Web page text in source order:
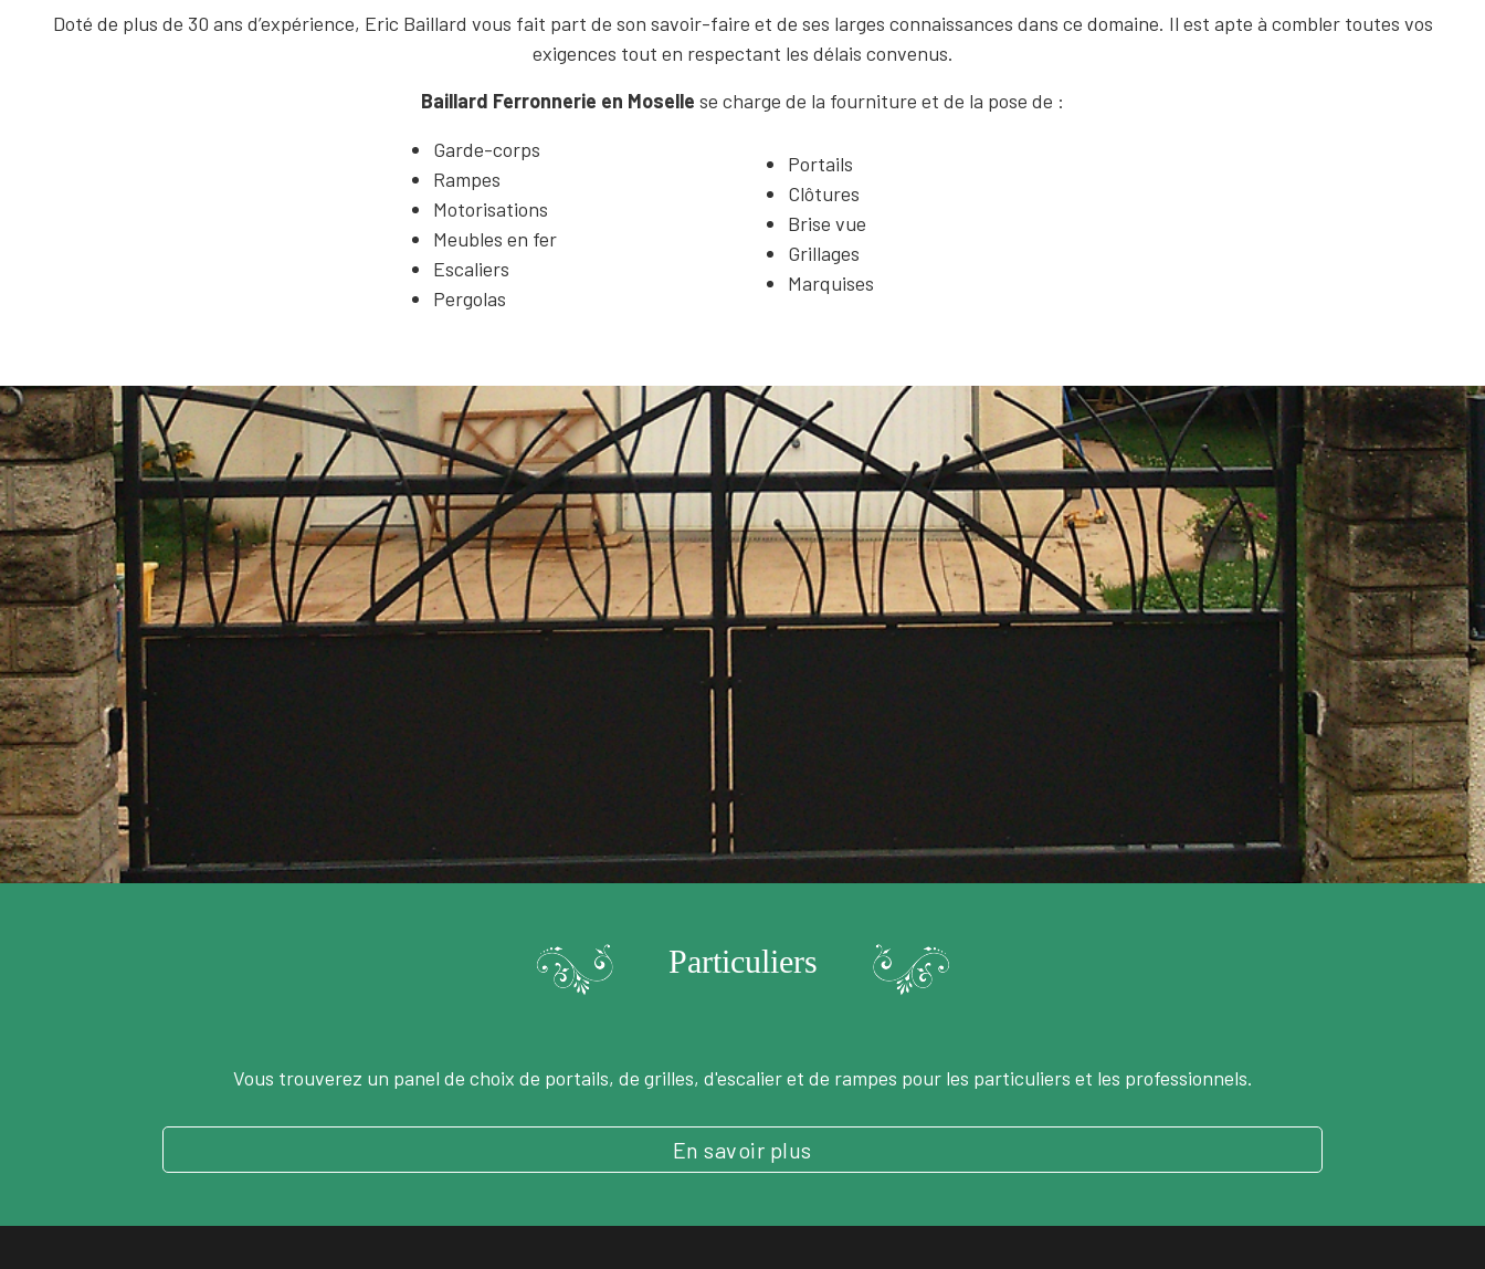
Doté de plus de 30 ans d’expérience, Eric Baillard vous fait part de son savoir-faire et de ses larges connaissances dans ce domaine. Il est apte à combler toutes vos
exigences tout en respectant les délais convenus.
Baillard Ferronnerie en Moselle se charge de la fourniture et de la pose de :
Garde-corps
Rampes
Motorisations
Meubles en fer
Escaliers
Pergolas
Portails
Clôtures
Brise vue
Grillages
Marquises
Particuliers
Vous trouverez un panel de choix de portails, de grilles, d'escalier et de rampes pour les particuliers et les professionnels.
En savoir plus